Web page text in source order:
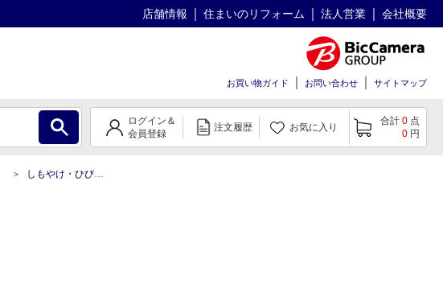
店舗情報 住まいのリフォーム 法人営業 会社概要
お買い物ガイド お問い合わせ サイトマップ
ログイン＆
会員登録
注文履歴 お気に入り
合計 0 点
0 円
しもやけ・ひび・あかぎれ等